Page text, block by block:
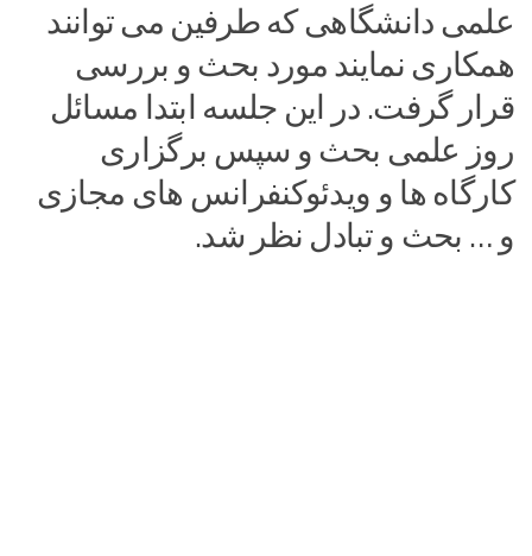
علمی دانشگاهی که طرفین می توانند
همکاری نمایند مورد بحث و بررسی
قرار گرفت. در این جلسه ابتدا مسائل
روز علمی بحث و سپس برگزاری
کارگاه ها و ویدئوکنفرانس های مجازی
و … بحث و تبادل نظر شد.